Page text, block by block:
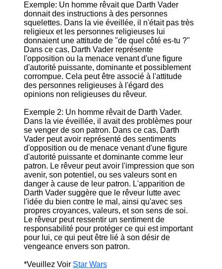
Exemple: Un homme rêvait que Darth Vader
donnait des instructions à des personnes
squelettes. Dans la vie éveillée, il n'était pas très
religieux et les personnes religieuses lui
donnaient une attitude de "de quel côté es-tu ?"
Dans ce cas, Darth Vader représente
l'opposition ou la menace venant d'une figure
d'autorité puissante, dominante et possiblement
corrompue. Cela peut être associé à l'attitude
des personnes religieuses à l'égard des
opinions non religieuses du rêveur.
Exemple 2: Un homme rêvait de Darth Vader.
Dans la vie éveillée, il avait des problèmes pour
se venger de son patron. Dans ce cas, Darth
Vader peut avoir représenté des sentiments
d'opposition ou de menace venant d'une figure
d'autorité puissante et dominante comme leur
patron. Le rêveur peut avoir l'impression que son
avenir, son potentiel, ou ses valeurs sont en
danger à cause de leur patron. L'apparition de
Darth Vader suggère que le rêveur lutte avec
l'idée du bien contre le mal, ainsi qu'avec ses
propres croyances, valeurs, et son sens de soi.
Le rêveur peut ressentir un sentiment de
responsabilité pour protéger ce qui est important
pour lui, ce qui peut être lié à son désir de
vengeance envers son patron.
*Veuillez Voir Star Wars